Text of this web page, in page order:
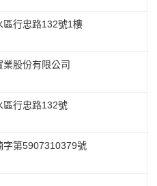
區行忠路132號1樓
業股份有限公司
區行忠路132號
字第5907310379號